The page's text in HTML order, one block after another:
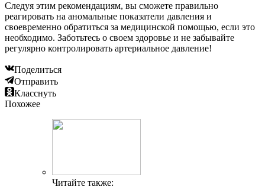
Следуя этим рекомендациям, вы сможете правильно
реагировать на аномальные показатели давления и
своевременно обратиться за медицинской помощью, если это
необходимо. Заботьтесь о своем здоровье и не забывайте
регулярно контролировать артериальное давление!
Поделиться
Отправить
Класснуть
Похожее
Читайте также: